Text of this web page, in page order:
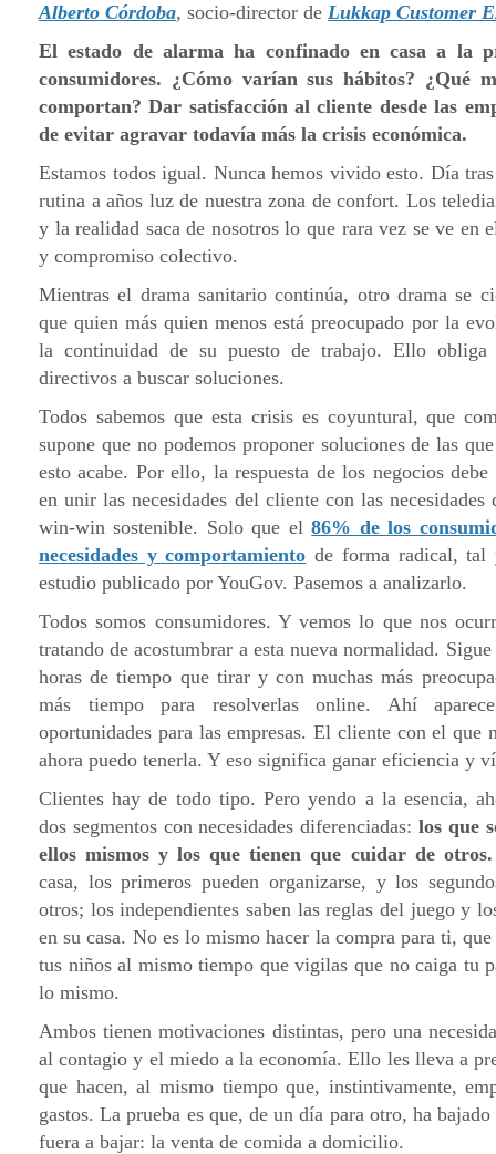
Alberto Córdoba, socio-director de Lukkap Customer
El estado de alarma ha confinado en casa a la
consumidores. ¿Cómo varían sus hábitos? ¿Qué
comportan? Dar satisfacción al cliente desde las
de evitar agravar todavía más la crisis económica.
Estamos todos igual. Nunca hemos vivido esto. Día
rutina a años luz de nuestra zona de confort. Los
y la realidad saca de nosotros lo que rara vez se ve en
y compromiso colectivo.
Mientras el drama sanitario continúa, otro drama se
que quien más quien menos está preocupado por la
la continuidad de su puesto de trabajo. Ello
directivos a buscar soluciones.
Todos sabemos que esta crisis es coyuntural, que
supone que no podemos proponer soluciones de las
esto acabe. Por ello, la respuesta de los negocios
en unir las necesidades del cliente con las
win-win sostenible. Solo que el86% de los
necesidades y comportamiento de forma radical,
estudio publicado por YouGov. Pasemos a analizarlo.
Todos somos consumidores. Y vemos lo que nos
tratando de acostumbrar a esta nueva normalidad.
horas de tiempo que tirar y con muchas más
más tiempo para resolverlas online. Ahí
oportunidades para las empresas. El cliente con el
ahora puedo tenerla. Y eso significa ganar eficiencia y
Clientes hay de todo tipo. Pero yendo a la esencia,
dos segmentos con necesidades diferenciadas:los que
ellos mismos y los que tienen que cuidar de
casa, los primeros pueden organizarse, y los
otros; los independientes saben las reglas del juego y
en su casa. No es lo mismo hacer la compra para ti,
tus niños al mismo tiempo que vigilas que no caiga tu
lo mismo.
Ambos tienen motivaciones distintas, pero una
al contagio y el miedo a la economía. Ello les lleva a
que hacen, al mismo tiempo que, instintivamente,
gastos. La prueba es que, de un día para otro, ha
fuera a bajar: la venta de comida a domicilio.